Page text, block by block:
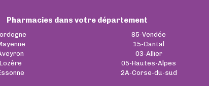
Pharmacies dans votre département
85-Vendée
15-Cantal
03-Allier
05-Hautes-Alpes
2A-Corse-du-sud